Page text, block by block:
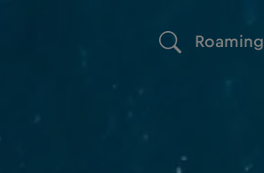
Roaming